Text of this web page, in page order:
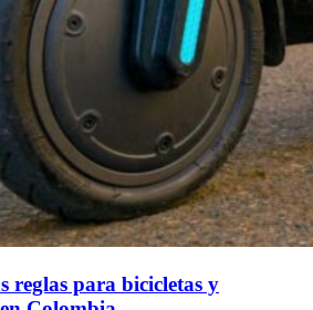
reglas para bicicletas y